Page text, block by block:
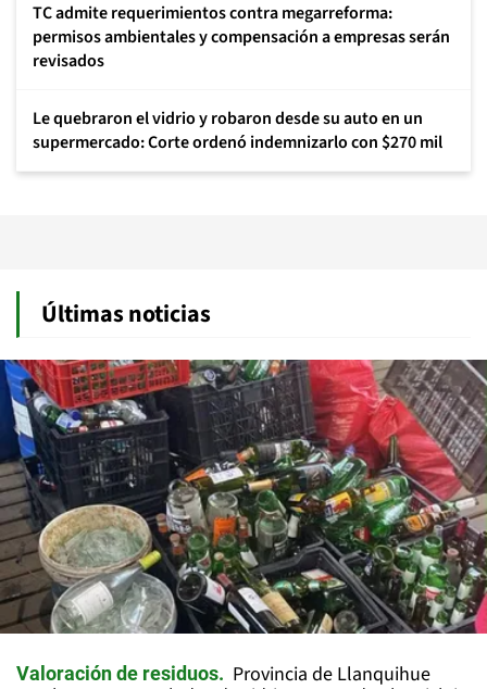
TC admite requerimientos contra megarreforma:
permisos ambientales y compensación a empresas serán
revisados
Le quebraron el vidrio y robaron desde su auto en un
supermercado: Corte ordenó indemnizarlo con $270 mil
Últimas noticias
Valoración de residuos
Provincia de Llanquihue